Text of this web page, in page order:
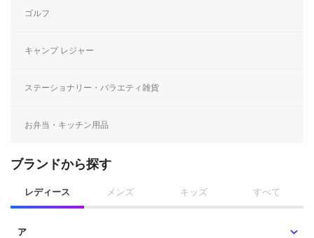
ゴルフ
キャンプ レジャー
ステーショナリー・バラエティ雑貨
お弁当・キッチン用品
ブランドから探す
レディース メンズ キッズ すべて
ア